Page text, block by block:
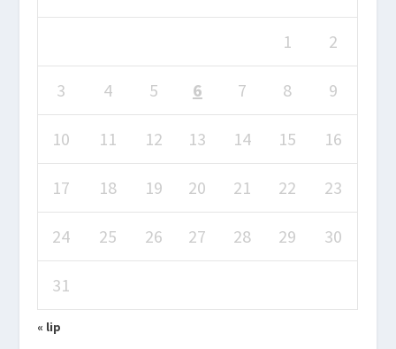
1 2
3 4 5 6 7 8 9
10 11 12 13 14 15 16
17 18 19 20 21 22 23
24 25 26 27 28 29 30
31
« lip